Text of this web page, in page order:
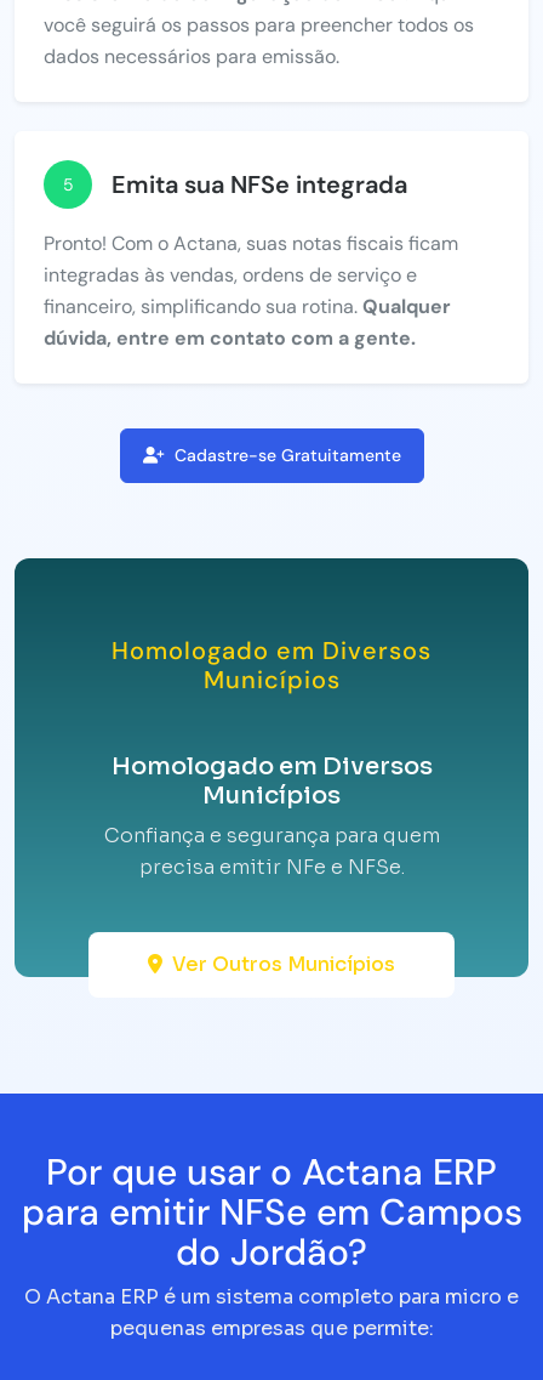
você seguirá os passos para preencher todos os
dados necessários para emissão.
5 Emita sua NFSe integrada
Pronto! Com o Actana, suas notas fiscais ficam
integradas às vendas, ordens de serviço e
financeiro, simplificando sua rotina.Qualquer
dúvida, entre em contato com a gente.
Cadastre-se Gratuitamente
Homologado em Diversos
Municípios
Homologado em Diversos
Municípios
Confiança e segurança para quem
precisa emitir NFe e NFSe.
Ver Outros Municípios
Por que usar o Actana ERP
para emitir NFSe em Campos
do Jordão?
O Actana ERP é um sistema completo para micro e
pequenas empresas que permite: